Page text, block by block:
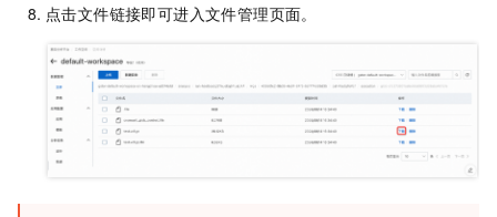
点击文件链接即可进入文件管理页面。